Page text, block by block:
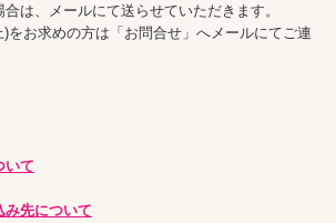
は、メールにて送らせていただきます。
をお求めの方は「お問合せ」へメールにてご連
いて
先について